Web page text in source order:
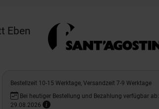
Eben
Bestellzeit 10-15 Werktage, Versandzeit 7-9 Werktage
Bei heutiger Bestellung und Bezahlung verfügbar ab:
29.08.2026